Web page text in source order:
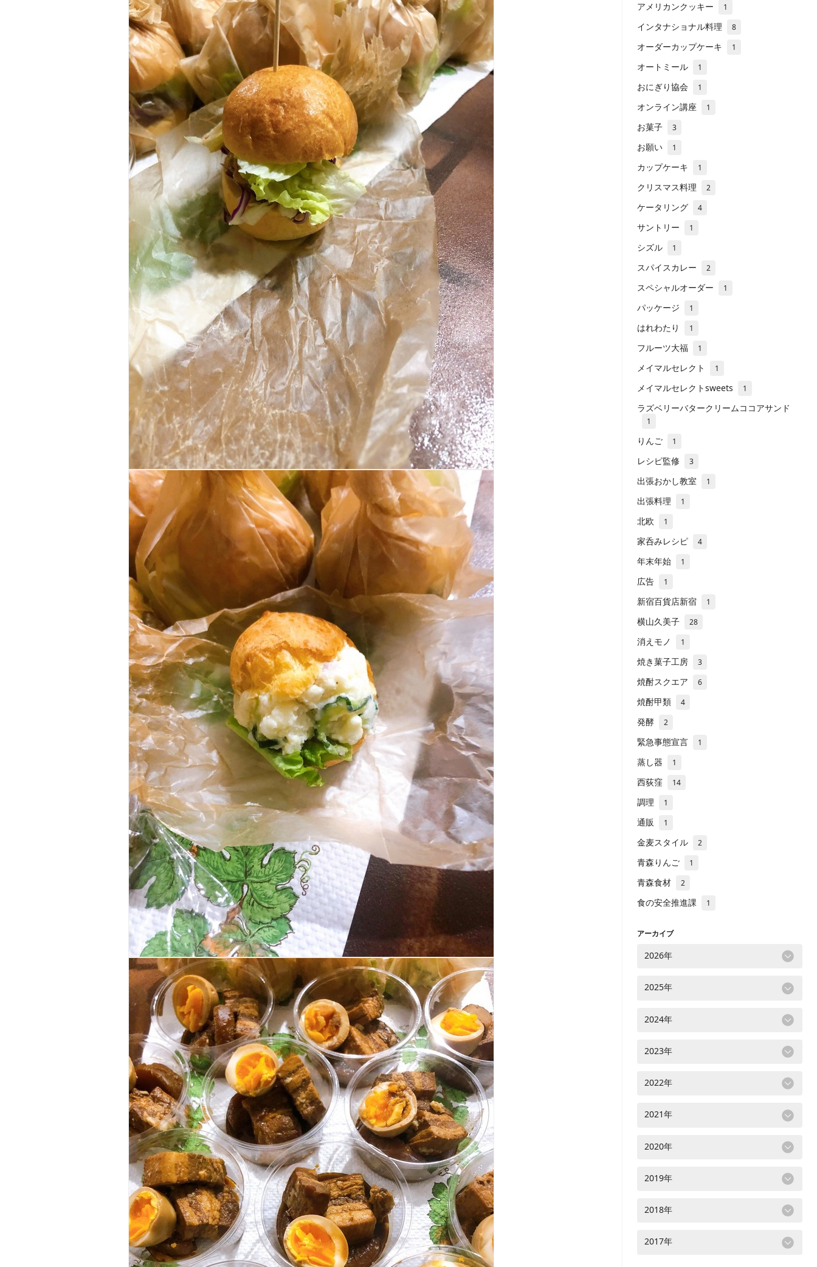
アメリカンクッキー 1
インタナショナル料理 8
オーダーカップケーキ 1
オートミール 1
おにぎり協会 1
オンライン講座 1
お菓子 3
お願い 1
カップケーキ 1
クリスマス料理 2
ケータリング 4
サントリー 1
シズル 1
スパイスカレー 2
スペシャルオーダー 1
パッケージ 1
はれわたり 1
フルーツ大福 1
メイマルセレクト 1
メイマルセレクトsweets 1
ラズベリーバタークリームココアサンド
1
りんご 1
レシピ監修 3
出張おかし教室 1
出張料理 1
北欧 1
家呑みレシピ 4
年末年始 1
広告 1
新宿百貨店新宿 1
横山久美子 28
消えモノ 1
焼き菓子工房 3
焼酎スクエア 6
焼酎甲類 4
発酵 2
緊急事態宣言 1
蒸し器 1
西荻窪 14
調理 1
通販 1
金麦スタイル 2
青森りんご 1
青森食材 2
食の安全推進課 1
アーカイブ
2026年
2025年
2024年
2023年
2022年
2021年
2020年
2019年
2018年
2017年